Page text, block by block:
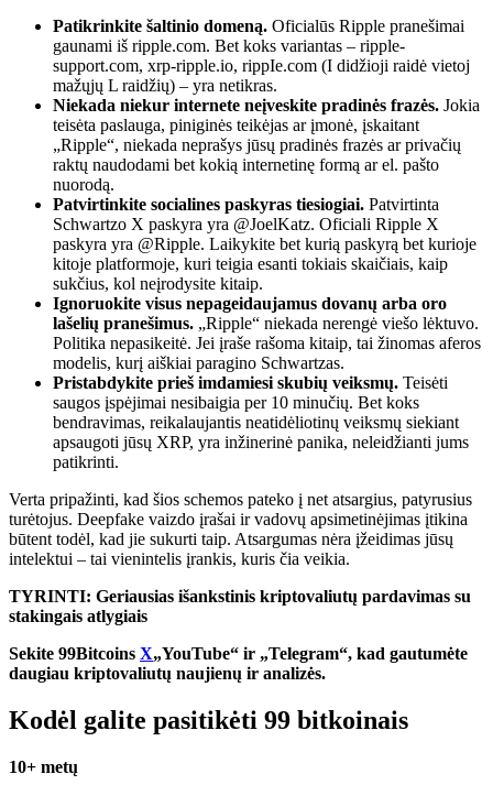
Patikrinkite šaltinio domeną. Oficialūs Ripple pranešimai
gaunami iš ripple.com. Bet koks variantas – ripple-
support.com, xrp-ripple.io, rippIe.com (I didžioji raidė vietoj
mažųjų L raidžių) – yra netikras.
Niekada niekur internete neįveskite pradinės frazės. Jokia
teisėta paslauga, piniginės teikėjas ar įmonė, įskaitant
„Ripple“, niekada neprašys jūsų pradinės frazės ar privačių
raktų naudodami bet kokią internetinę formą ar el. pašto
nuorodą.
Patvirtinkite socialines paskyras tiesiogiai. Patvirtinta
Schwartzo X paskyra yra @JoelKatz. Oficiali Ripple X
paskyra yra @Ripple. Laikykite bet kurią paskyrą bet kurioje
kitoje platformoje, kuri teigia esanti tokiais skaičiais, kaip
sukčius, kol neįrodysite kitaip.
Ignoruokite visus nepageidaujamus dovanų arba oro
lašelių pranešimus. „Ripple“ niekada nerengė viešo lėktuvo.
Politika nepasikeitė. Jei įraše rašoma kitaip, tai žinomas aferos
modelis, kurį aiškiai paragino Schwartzas.
Pristabdykite prieš imdamiesi skubių veiksmų. Teisėti
saugos įspėjimai nesibaigia per 10 minučių. Bet koks
bendravimas, reikalaujantis neatidėliotinų veiksmų siekiant
apsaugoti jūsų XRP, yra inžinerinė panika, neleidžianti jums
patikrinti.
Verta pripažinti, kad šios schemos pateko į net atsargius, patyrusius
turėtojus. Deepfake vaizdo įrašai ir vadovų apsimetinėjimas įtikina
būtent todėl, kad jie sukurti taip. Atsargumas nėra įžeidimas jūsų
intelektui – tai vienintelis įrankis, kuris čia veikia.
TYRINTI: Geriausias išankstinis kriptovaliutų pardavimas su
stakingais atlygiais
Sekite 99Bitcoins X„YouTube“ ir „Telegram“, kad gautumėte
daugiau kriptovaliutų naujienų ir analizės.
Kodėl galite pasitikėti 99 bitkoinais
10+ metų